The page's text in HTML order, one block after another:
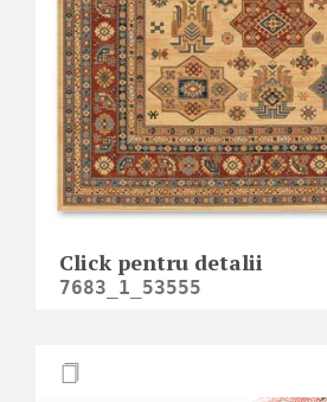
Click pentru detalii
7683_1_53555